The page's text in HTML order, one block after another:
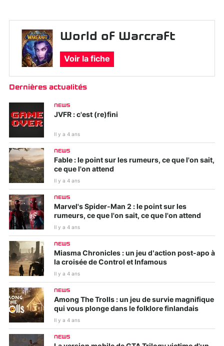
World of Warcraft
Voir la fiche
Dernières actualités
NEWS
JVFR : c'est (re)fini
Il y a 4 ans
NEWS
Fable : le point sur les rumeurs, ce que l'on sait,
ce que l'on attend
Il y a 4 ans
NEWS
Marvel's Spider-Man 2 : le point sur les
rumeurs, ce que l'on sait, ce que l'on attend
Il y a 4 ans
NEWS
Miasma Chronicles : un jeu d’action post-apo à
la croisée de Control et Infamous
Il y a 4 ans
NEWS
Among The Trolls : un jeu de survie magnifique
qui vous plonge dans le folklore finlandais
Il y a 4 ans
NEWS